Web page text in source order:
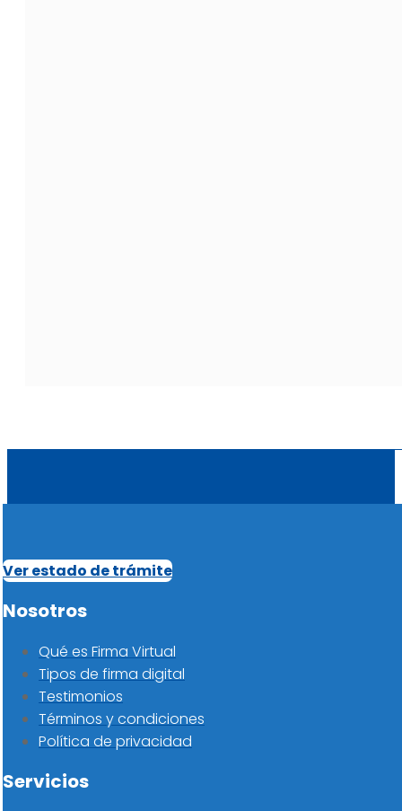
Ver estado de trámite
Nosotros
Qué es Firma Virtual
Tipos de firma digital
Testimonios
Términos y condiciones
Política de privacidad
Servicios